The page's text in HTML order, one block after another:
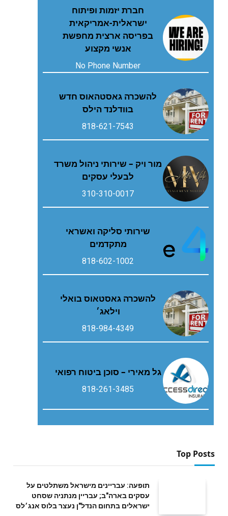
חברת יזמות ופיתוח
ישראלית-אמריקאית
בפריסה ארצית מחפשת
אנשי מקצוע
No Phone Number
להשכרה גאסטהאוס חדש
בוודלנד הילס
818-621-7543
מור ויק – שירותי ניהול משרד
לבעלי עסקים
310-310-0017
שירותי סליקה ואשראי
מתקדמים
818-602-1002
להשכרה גאסטאוס בואלי
וילאג׳
818-984-4349
גל מאירי – סוכן ביטוח רפואי
818-261-3485
Top Posts
תופעה: עבריינים מישראל משתלטים על
עסקים בארה"ב; עבריין מנתניה שסחט
ישראלים בתחום הנדל"ן נעצר בלוס אנג׳לס